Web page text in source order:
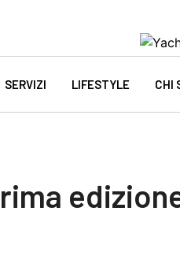
SERVIZI LIFESTYLE CHI